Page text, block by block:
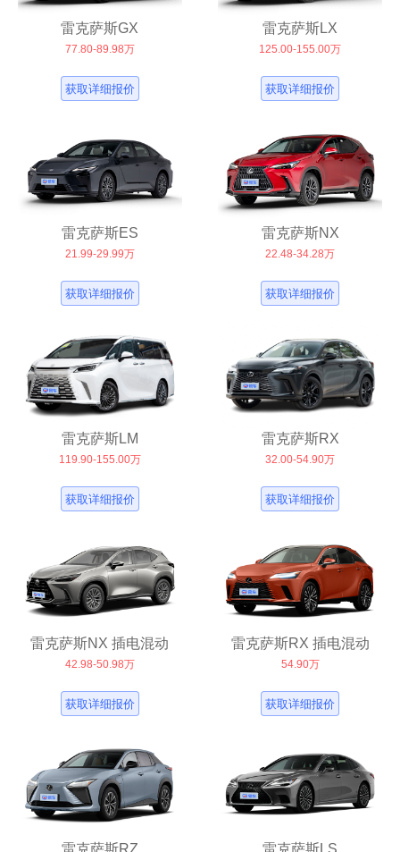
雷克萨斯GX
77.80-89.98万
获取详细报价
雷克萨斯LX
125.00-155.00万
获取详细报价
雷克萨斯ES
21.99-29.99万
获取详细报价
雷克萨斯NX
22.48-34.28万
获取详细报价
雷克萨斯LM
119.90-155.00万
获取详细报价
雷克萨斯RX
32.00-54.90万
获取详细报价
雷克萨斯NX 插电混动
42.98-50.98万
获取详细报价
雷克萨斯RX 插电混动
54.90万
获取详细报价
雷克萨斯RZ 雷克萨斯LS